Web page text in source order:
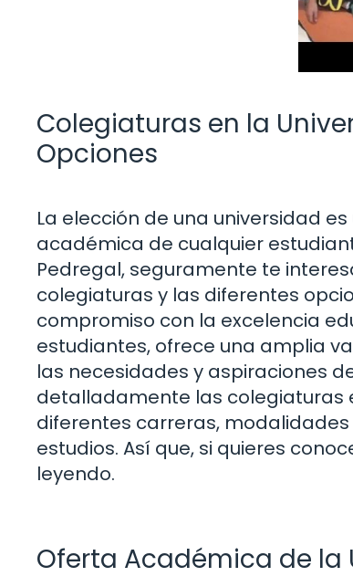
Colegiaturas en la
Opciones
La elección de una universidad
académica de cualquier
Pedregal, seguramente te
colegiaturas y las diferentes
compromiso con la excelencia
estudiantes, ofrece una amplia
las necesidades y aspiraciones
detalladamente las colegiaturas
diferentes carreras,
estudios. Así que, si quieres
leyendo.
Oferta Académica de la